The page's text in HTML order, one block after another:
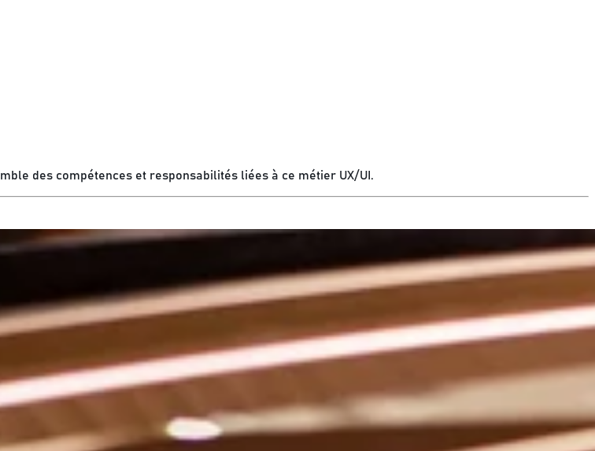
des compétences et responsabilités liées à ce métier UX/UI.